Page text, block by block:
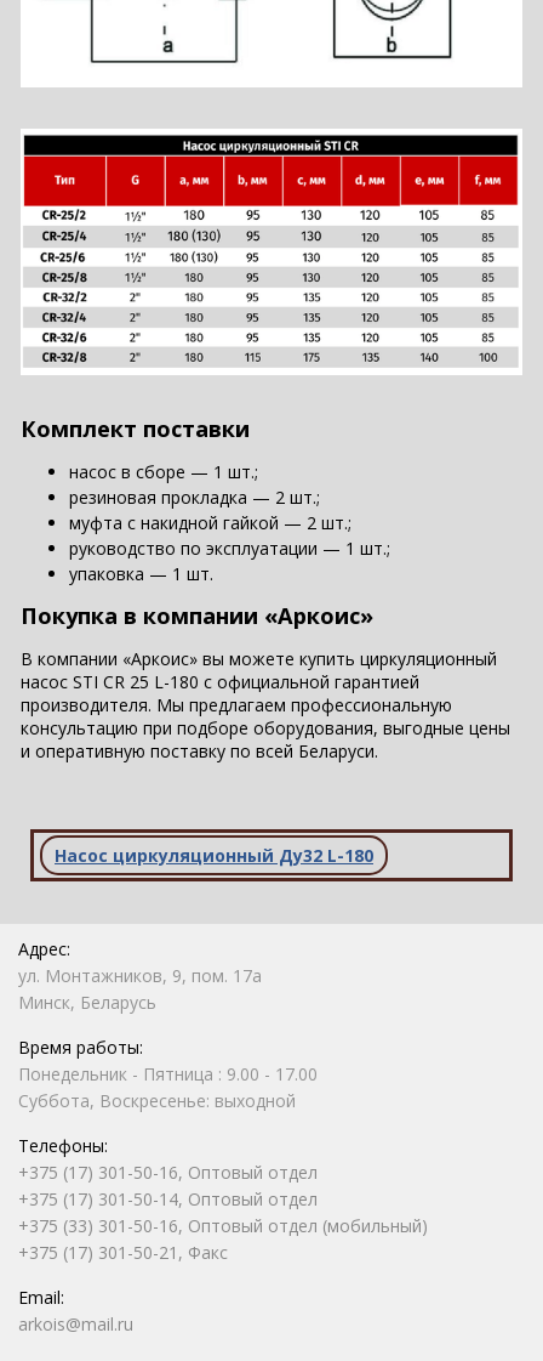
Насос циркуляционный Ду32 L-180
Комплект поставки
насос в сборе — 1 шт.;
резиновая прокладка — 2 шт.;
муфта с накидной гайкой — 2 шт.;
руководство по эксплуатации — 1 шт.;
упаковка — 1 шт.
Покупка в компании «Аркоис»
В компании «Аркоис» вы можете купить циркуляционный
насос STI CR 25 L-180 с официальной гарантией
производителя. Мы предлагаем профессиональную
консультацию при подборе оборудования, выгодные цены
и оперативную поставку по всей Беларуси.
Адрес:
ул. Монтажников, 9, пом. 17а
Минск, Беларусь
Время работы:
Понедельник - Пятница : 9.00 - 17.00
Суббота, Воскресенье: выходной
Телефоны:
+375 (17) 301-50-16, Оптовый отдел
+375 (17) 301-50-14, Оптовый отдел
+375 (33) 301-50-16, Оптовый отдел (мобильный)
+375 (17) 301-50-21, Факс
Email:
arkois@mail.ru